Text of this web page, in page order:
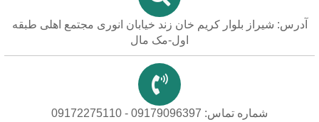
آدرس: شیراز بلوار کریم خان زند خیابان انوری مجتمع اهلی طبقه
اول-مک مال
شماره تماس: 09179096397 - 09172275110